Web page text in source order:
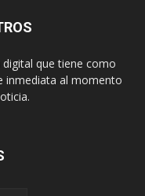
que tiene como
inmediata al momento